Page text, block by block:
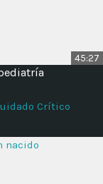
45:27
Crítico